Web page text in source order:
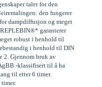
taler for den
den fungerer
dampdiffusjon og meget
garanterer
robust i henhold til
i henhold til DIN
2. Gjennom bruk av
-klassifisert til å ha
til etter 6 timer.